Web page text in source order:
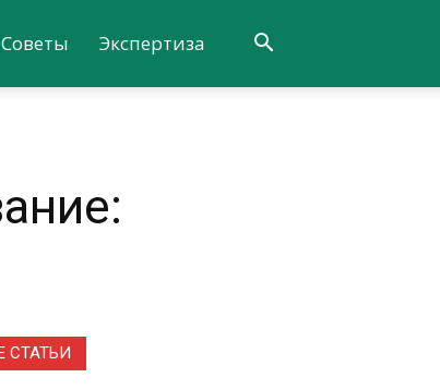
Советы Экспертиза
СТАТЬИ